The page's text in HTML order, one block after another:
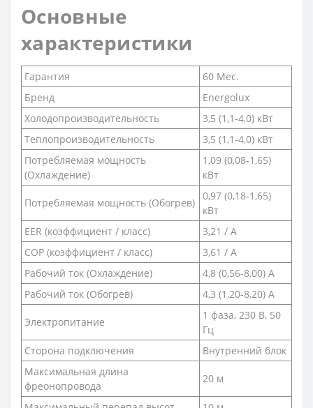
Основные
характеристики
Гарантия
60 Мес.
Бренд
Energolux
Холодопроизводительность
3,5 (1,1-4,0) кВт
Теплопроизводительность
3,5 (1,1-4,0) кВт
Потребляемая мощность
(Охлаждение)
1,09 (0,08-1,65)
кВт
Потребляемая мощность (Обогрев)
0,97 (0,18-1,65)
кВт
EER (коэффициент / класс)
3,21 / A
COP (коэффициент / класс)
3,61 / A
Рабочий ток (Охлаждение)
4,8 (0,56-8,00) A
Рабочий ток (Обогрев)
4,3 (1,20-8,20) А
Электропитание
1 фаза, 230 В, 50
Гц
Сторона подключения
Внутренний блок
Максимальная длина
фреонопровода
20 м